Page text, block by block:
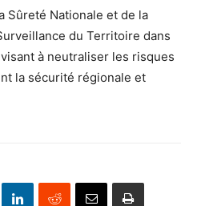
Sûreté Nationale et de la
du Territoire dans
à neutraliser les risques
la sécurité régionale et